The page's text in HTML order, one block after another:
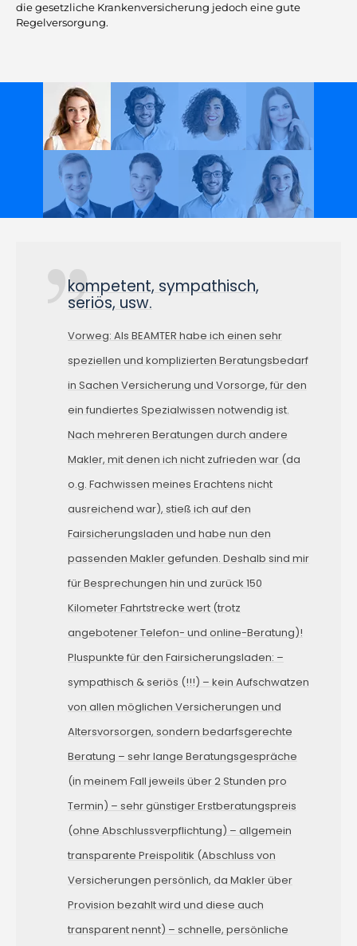
die gesetzliche Krankenversicherung jedoch eine gute
Regelversorgung.
kompetent, sympathisch,
seriös, usw.
Vorweg: Als BEAMTER habe ich einen sehr
speziellen und komplizierten Beratungsbedarf
in Sachen Versicherung und Vorsorge, für den
ein fundiertes Spezialwissen notwendig ist.
Nach mehreren Beratungen durch andere
Makler, mit denen ich nicht zufrieden war (da
o.g. Fachwissen meines Erachtens nicht
ausreichend war), stieß ich auf den
Fairsicherungsladen und habe nun den
passenden Makler gefunden. Deshalb sind mir
für Besprechungen hin und zurück 150
Kilometer Fahrtstrecke wert (trotz
angebotener Telefon- und online-Beratung)!
Pluspunkte für den Fairsicherungsladen: –
sympathisch & seriös (!!!) – kein Aufschwatzen
von allen möglichen Versicherungen und
Altersvorsorgen, sondern bedarfsgerechte
Beratung – sehr lange Beratungsgespräche
(in meinem Fall jeweils über 2 Stunden pro
Termin) – sehr günstiger Erstberatungspreis
(ohne Abschlussverpflichtung) – allgemein
transparente Preispolitik (Abschluss von
Versicherungen persönlich, da Makler über
Provision bezahlt wird und diese auch
transparent nennt) – schnelle, persönliche